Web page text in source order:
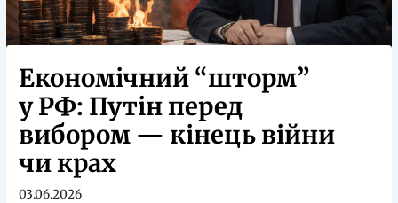
Економічний “шторм”
у РФ: Путін перед
вибором — кінець війни
чи крах
03.06.2026